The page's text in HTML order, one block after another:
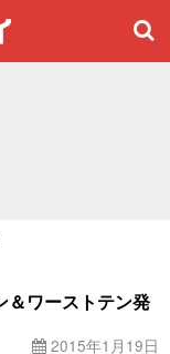
＆ワーストテン発
2015年1月19日